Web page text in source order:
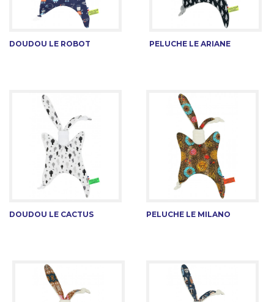
DOUDOU LE ROBOT PELUCHE LE ARIANE
DOUDOU LE CACTUS PELUCHE LE MILANO